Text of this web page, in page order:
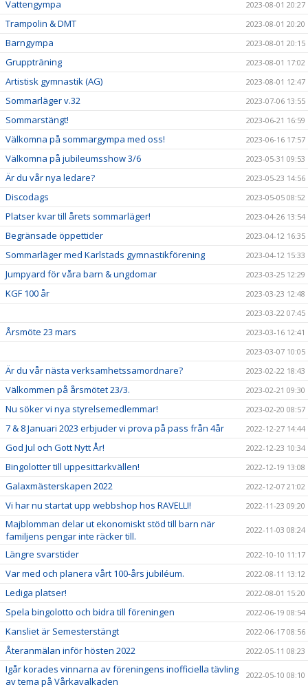
Vattengympa 2023-08-01 20:27
Trampolin & DMT 2023-08-01 20:20
Barngympa 2023-08-01 20:15
Gruppträning 2023-08-01 17:02
Artistisk gymnastik (AG) 2023-08-01 12:47
Sommarläger v.32 2023-07-06 13:55
Sommarstängt! 2023-06-21 16:59
Välkomna på sommargympa med oss! 2023-06-16 17:57
Välkomna på jubileumsshow 3/6 2023-05-31 09:53
Är du vår nya ledare? 2023-05-23 14:56
Discodags 2023-05-05 08:52
Platser kvar till årets sommarläger! 2023-04-26 13:54
Begränsade öppettider 2023-04-12 16:35
Sommarläger med Karlstads gymnastikförening 2023-04-12 15:33
Jumpyard för våra barn & ungdomar 2023-03-25 12:29
KGF 100 år
2023-03-23 12:48
2023-03-22 07:45
Årsmöte 23 mars
2023-03-16 12:41
2023-03-07 10:05
Är du vår nästa verksamhetssamordnare? 2023-02-22 18:43
Välkommen på årsmötet 23/3. 2023-02-21 09:30
Nu söker vi nya styrelsemedlemmar! 2023-02-20 08:57
7 & 8 Januari 2023 erbjuder vi prova på pass från 4år 2022-12-27 14:44
God Jul och Gott Nytt År! 2022-12-23 10:34
Bingolotter till uppesittarkvällen! 2022-12-19 13:08
Galaxmästerskapen 2022 2022-12-07 21:02
Vi har nu startat upp webbshop hos RAVELLI! 2022-11-23 09:20
Majblomman delar ut ekonomiskt stöd till barn när
familjens pengar inte räcker till.
2022-11-03 08:24
Längre svarstider 2022-10-10 11:17
Var med och planera vårt 100-års jubiléum. 2022-08-11 13:12
Lediga platser! 2022-08-01 15:20
Spela bingolotto och bidra till föreningen 2022-06-19 08:54
Kansliet är Semesterstängt 2022-06-17 08:56
Återanmälan inför hösten 2022 2022-05-11 08:23
Igår korades vinnarna av föreningens inofficiella tävling
av tema på Vårkavalkaden
2022-05-10 08:10